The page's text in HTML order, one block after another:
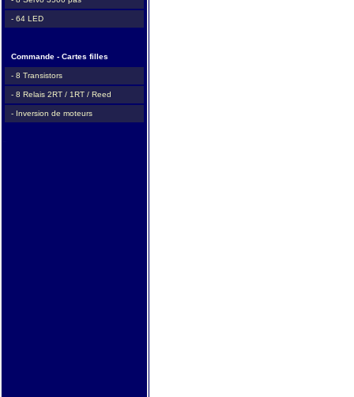
- 64 LED
Commande - Cartes filles
- 8 Transistors
- 8 Relais 2RT / 1RT / Reed
- Inversion de moteurs